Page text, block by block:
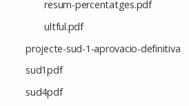
resum-percentatges.pdf
ultful.pdf
projecte-sud-1-aprovacio-definitiva
sud1pdf
sud4pdf